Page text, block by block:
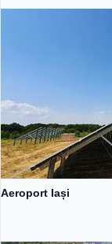
Aeroport Iași